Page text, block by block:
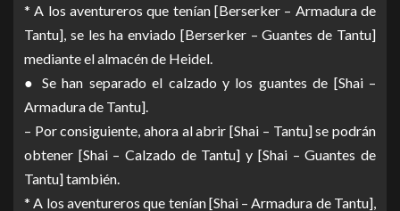
* A los aventureros que tenían [Berserker – Armadura de
Tantu], se les ha enviado [Berserker – Guantes de Tantu]
mediante el almacén de Heidel.
● Se han separado el calzado y los guantes de [Shai –
Armadura de Tantu].
– Por consiguiente, ahora al abrir [Shai – Tantu] se podrán
obtener [Shai – Calzado de Tantu] y [Shai – Guantes de
Tantu] también.
* A los aventureros que tenían [Shai – Armadura de Tantu],